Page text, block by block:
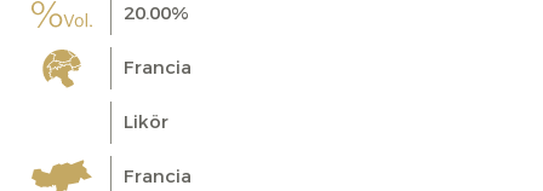
20.00%
Francia
Likör
Francia